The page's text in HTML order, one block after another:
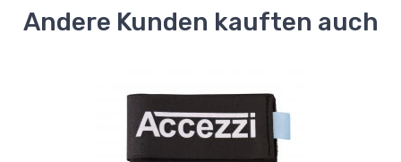
Andere Kunden kauften auch